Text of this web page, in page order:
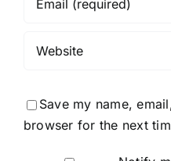
Save my name,
browser for the next